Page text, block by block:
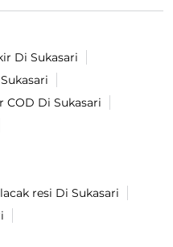
Di Sukasari
COD Di Sukasari
lacak resi Di Sukasari